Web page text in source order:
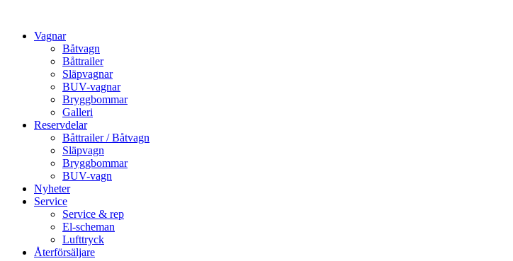
Vagnar
Båtvagn
Båttrailer
Släpvagnar
BUV-vagnar
Bryggbommar
Galleri
Reservdelar
Båttrailer / Båtvagn
Släpvagn
Bryggbommar
BUV-vagn
Nyheter
Service
Service & rep
El-scheman
Lufttryck
Återförsäljare